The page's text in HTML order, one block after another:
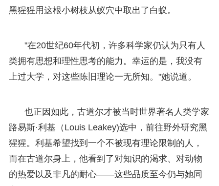
黑猩猩用这根小树枝从蚁穴中取出了白蚁。
"在20世纪60年代初，许多科学家仍认为只有人
类拥有思想和理性思考的能力。幸运的是，我没有
上过大学，对这些陈旧理论一无所知。"她说道。
也正因如此，古道尔才被当时世界著名人类学家
路易斯·利基（Louis Leakey)选中，前往野外研究黑
猩猩。利基希望找到一个不被现有理论限制的人，
而在古道尔身上，他看到了对知识的渴求、对动物
的热爱以及非凡的耐心——这些品质至今仍与她同